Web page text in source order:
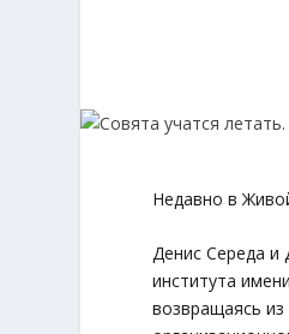
Недавно в
Денис Середа и
института
возвращаясь